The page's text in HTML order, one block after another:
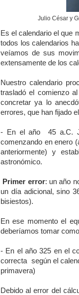
Julio César y
Es el calendario el que
todos los calendarios
veíamos de sus
extensamente de los
Nuestro calendario
trasladó el comienzo
concretar ya lo
errores, que han fijado
- En el año45 a.C.
comenzando en enero
anteriormente) y
astronómico.
Primer error: un año
un día adicional, sino
bisiestos).
En ese momento el
deberíamos tomar
- En el año 325 en el
correcta según el
primavera)
Debido al error del